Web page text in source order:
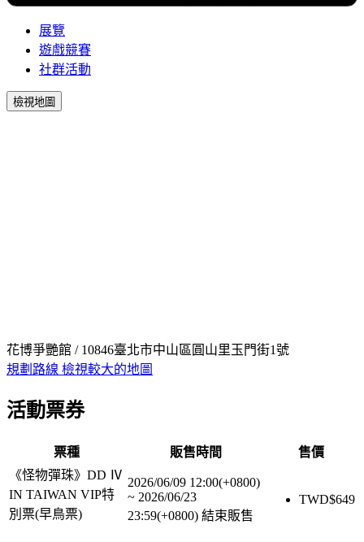
展覽
遊戲競賽
社群活動
檢視地圖
花博爭艷館 / 10846臺北市中山區圓山里玉門街1號
規劃路線 檢視較大的地圖
活動票券
票種 販售時間
售價
《怪物彈珠》DD Ⅳ
IN TAIWAN VIP特
別票(早鳥票)
2026/06/09 12:00(+0800)
~ 2026/06/23
23:59(+0800) 結束販售
TWD$649